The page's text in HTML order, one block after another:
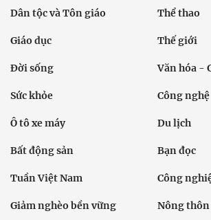
Dân tộc và Tôn giáo Thể thao
Giáo dục Thế giới
Đời sống Văn hóa -
Sức khỏe Công nghệ
Ô tô xe máy Du lịch
Bất động sản Bạn đọc
Tuần Việt Nam Công
Giảm nghèo bền vững Nông